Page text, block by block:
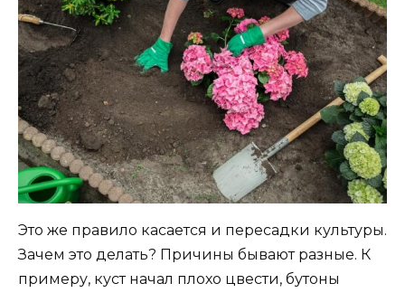
Это же правило касается и пересадки культуры.
Зачем это делать? Причины бывают разные. К
примеру, куст начал плохо цвести, бутоны